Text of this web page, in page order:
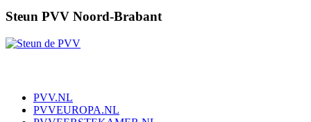
Steun PVV Noord-Brabant
PVV.NL
PVVEUROPA.NL